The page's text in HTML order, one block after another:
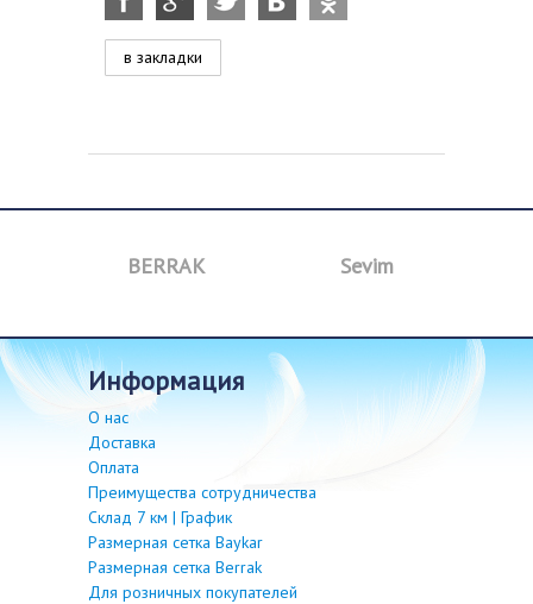
в закладки
BERRAK Sevim
информация
О нас
Доставка
Оплата
Преимущества сотрудничества
Склад 7 км | График
Размерная сетка Baykar
Размерная сетка Berrak
Для розничных покупателей